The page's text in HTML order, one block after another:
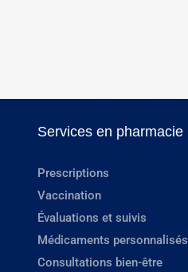
Services en pharmacie
Prescriptions
Vaccination
Évaluations et suivis
Médicaments personnalisés
Consultations bien-être